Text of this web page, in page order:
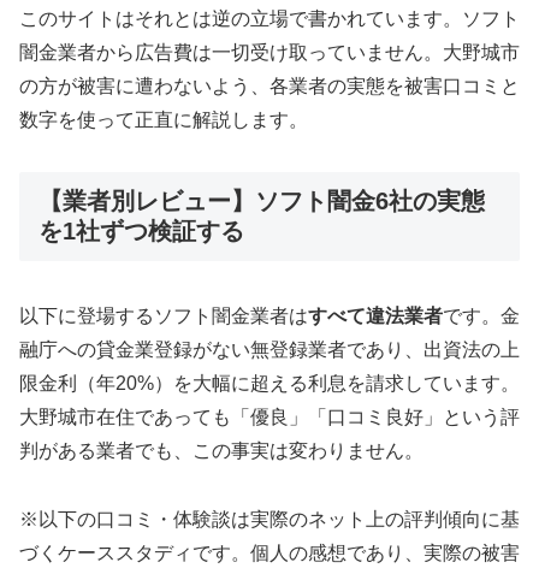
このサイトはそれとは逆の立場で書かれています。ソフト
闇金業者から広告費は一切受け取っていません。大野城市
の方が被害に遭わないよう、各業者の実態を被害口コミと
数字を使って正直に解説します。
【業者別レビュー】ソフト闇金6社の実態
を1社ずつ検証する
以下に登場するソフト闇金業者はすべて違法業者です。金
融庁への貸金業登録がない無登録業者であり、出資法の上
限金利（年20%）を大幅に超える利息を請求しています。
大野城市在住であっても「優良」「口コミ良好」という評
判がある業者でも、この事実は変わりません。
※以下の口コミ・体験談は実際のネット上の評判傾向に基
づくケーススタディです。個人の感想であり、実際の被害